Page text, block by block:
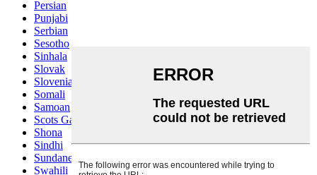
Persian
Punjabi
Serbian
Sesotho
Sinhala
Slovak
Slovenian
Somali
Samoan
Scots Gaelic
Shona
Sindhi
Sundanese
Swahili